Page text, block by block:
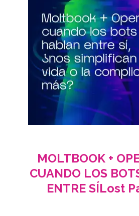
MOLTBOOK +
CUANDO LOS
ENTRE SÍLost